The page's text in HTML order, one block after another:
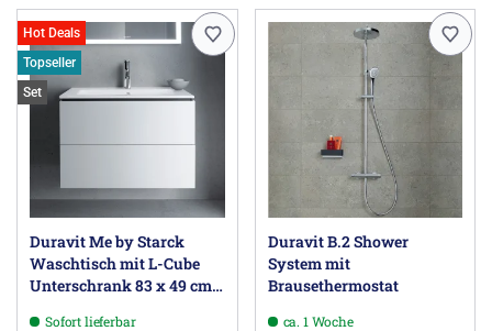
Hot Deals
Topseller
Set
Duravit Me by Starck
Waschtisch mit L-Cube
Unterschrank 83 x 49 cm
Sofort lieferbar
Duravit B.2 Shower
System mit
Brausethermostat
ca. 1 Woche